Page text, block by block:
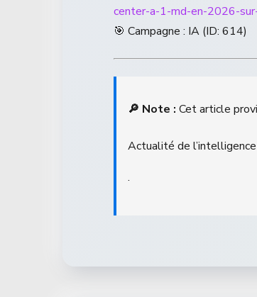
center-a-1-md-en-2026-
🎯 Campagne : IA (ID: 614)
🔎 Note : Cet article
Actualité de
.